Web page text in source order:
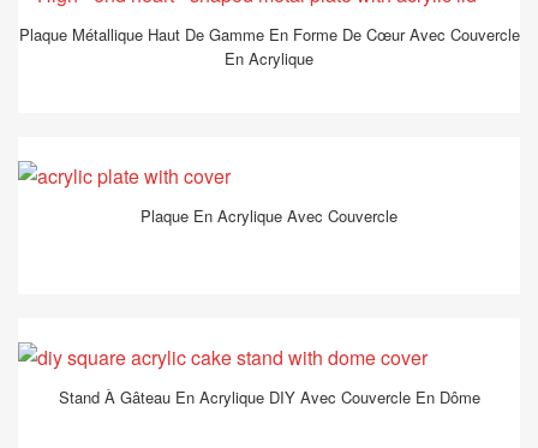
Plaque Métallique Haut De Gamme En Forme De Cœur Avec Couvercle
En Acrylique
Plaque En Acrylique Avec Couvercle
Stand À Gâteau En Acrylique DIY Avec Couvercle En Dôme